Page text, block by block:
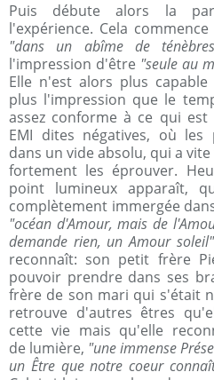
Puis débute alors la
l'expérience. Cela
"dans un abîme de
l'impression d'être "seule au
Elle n'est alors plus
plus l'impression que le
assez conforme à ce qui
EMI dites négatives, où
dans un vide absolu, qui a
fortement les éprouver.
point lumineux apparaît,
complètement immergée
"océan d'Amour, mais de
demande rien, un Amour soleil"
reconnaît: son petit frère
pouvoir prendre dans ses
frère de son mari qui s'était
retrouve d'autres êtres
cette vie mais qu'elle
de lumière, "une immense
un Être que notre coeur